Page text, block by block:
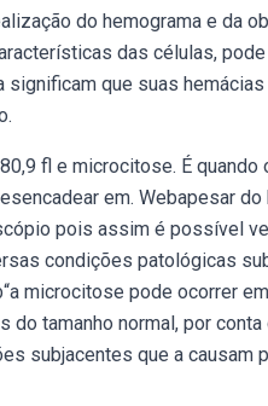
do hemograma e da
das células,
que suas
fl e microcitose. É
em. Webapesar
pois assim é possível
condições patológicas
microcitose pode ocorrer
tamanho normal, por
subjacentes que a causam